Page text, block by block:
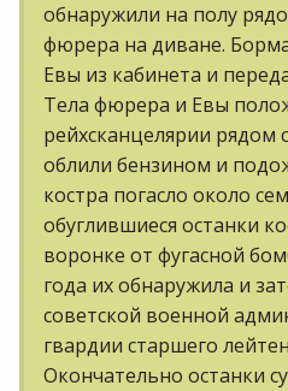
обнаружили на полу
фюрера на диване.
Евы из кабинета и
Тела фюрера и Евы
рейхсканцелярии рядом
облили бензином и
костра погасло около
обуглившиеся останки
воронке от фугасной
года их обнаружила и
советской военной
гвардии старшего
Окончательно останки